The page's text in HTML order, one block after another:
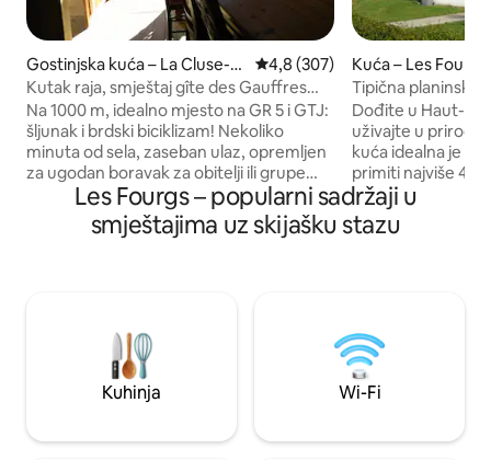
Gostinjska kuća – La Cluse-et
-Mijoux
Prosječna ocjena: 4,8/5,
4,8 (307)
Kutak raja, smještaj gîte des Gauffres
dessus
Na 1000 m, idealno mjesto na GR 5 i GTJ:
šljunak i brdski biciklizam! Nekoliko
minuta od sela, zaseban ulaz, opremljen
za ugodan boravak za obitelji ili grupe
prijatelja. Kuhinja se otvara prema
dnevnom boravku, prostoriji s TV-om,
kupaonici, zasebnom WC-u. Jedna
na podu! Vrsta seoske kućice u
planinama. Plaće i posteljina su osigurani,
perilica, sušilica, glačanje, roštilj.
Kuća – Les Fourgs
Tipična planinska
Dođite u Haut-
uživajte u prirodi.
kuća idealna je za
primiti najviše 4
bračnim
dnevnog boravka
soba u prizemlju
Švicarskoj koja se
Saint Point
aktivnostima na
Les Fourgs – popularni sadržaji u
smještajima uz skijašku stazu
Kuhinja Wi-Fi